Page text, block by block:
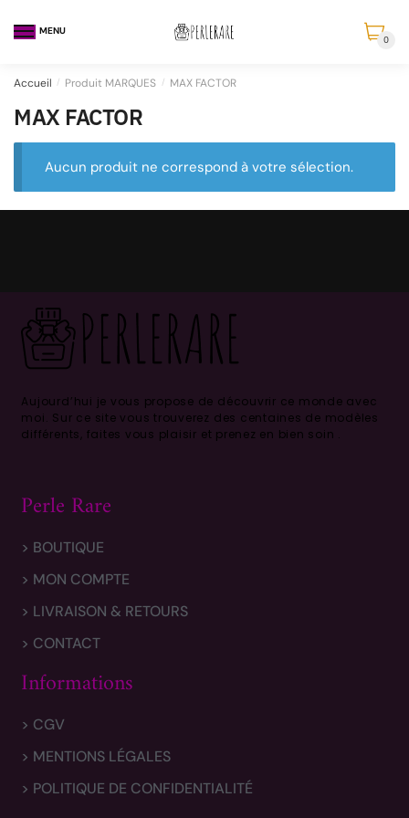
MENU
0
Accueil / Produit MARQUES / MAX FACTOR
MAX FACTOR
Aucun produit ne correspond à votre sélection.
Aujourd’hui je vous propose de découvrir ce monde avec
moi. Sur ce site vous trouverez des centaines de modèles
différents, faites vous plaisir et prenez en bien soin .
Perle Rare
> BOUTIQUE
> MON COMPTE
> LIVRAISON & RETOURS
> CONTACT
Informations
> CGV
> MENTIONS LÉGALES
> POLITIQUE DE CONFIDENTIALITÉ